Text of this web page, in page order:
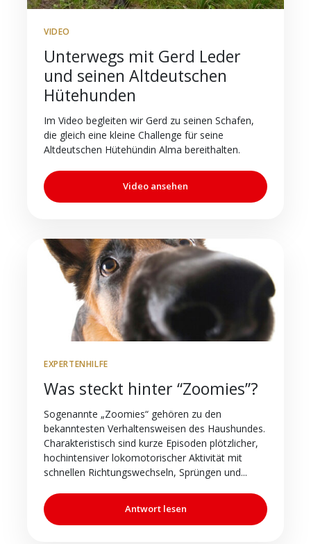
VIDEO
Unterwegs mit Gerd Leder
und seinen Altdeutschen
Hütehunden
Im Video begleiten wir Gerd zu seinen Schafen,
die gleich eine kleine Challenge für seine
Altdeutschen Hütehündin Alma bereithalten.
Video ansehen
EXPERTENHILFE
Was steckt hinter “Zoomies”?
Sogenannte „Zoomies“ gehören zu den
bekanntesten Verhaltensweisen des Haushundes.
Charakteristisch sind kurze Episoden plötzlicher,
hochintensiver lokomotorischer Aktivität mit
schnellen Richtungswechseln, Sprüngen und...
Antwort lesen